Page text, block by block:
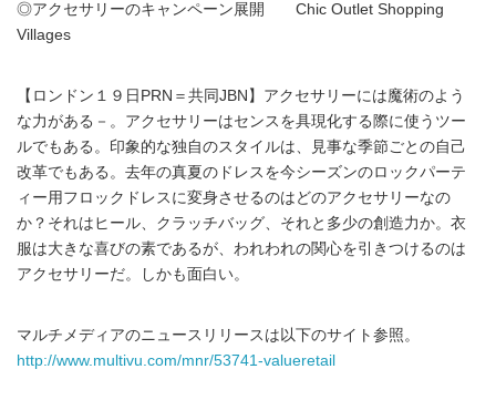
◎アクセサリーのキャンペーン展開 Chic Outlet Shopping
Villages
【ロンドン１９日PRN＝共同JBN】アクセサリーには魔術のよう
な力がある－。アクセサリーはセンスを具現化する際に使うツー
ルでもある。印象的な独自のスタイルは、見事な季節ごとの自己
改革でもある。去年の真夏のドレスを今シーズンのロックパーテ
ィー用フロックドレスに変身させるのはどのアクセサリーなの
か？それはヒール、クラッチバッグ、それと多少の創造力か。衣
服は大きな喜びの素であるが、われわれの関心を引きつけるのは
アクセサリーだ。しかも面白い。
マルチメディアのニュースリリースは以下のサイト参照。
http://www.multivu.com/mnr/53741-valueretail